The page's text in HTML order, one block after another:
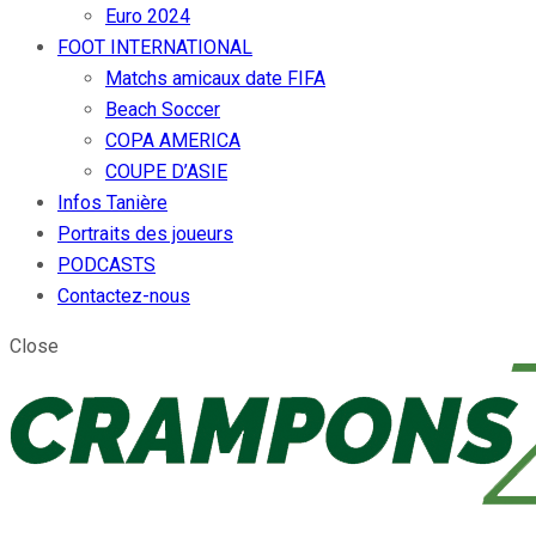
Euro 2024
FOOT INTERNATIONAL
Matchs amicaux date FIFA
Beach Soccer
COPA AMERICA
COUPE D’ASIE
Infos Tanière
Portraits des joueurs
PODCASTS
Contactez-nous
Close